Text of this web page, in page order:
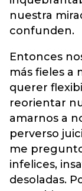
nuestra
confunden.
Entonces
más fieles a
querer
reorientar
amarnos a
perverso
me
infelices,
desoladas.